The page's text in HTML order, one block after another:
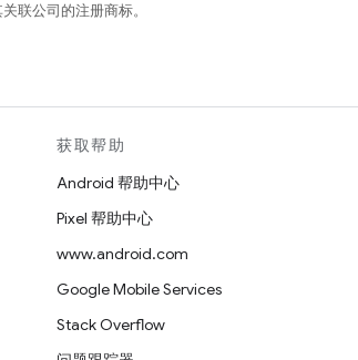
联公司的注册商标。
获取帮助
Android 帮助中心
Pixel 帮助中心
www.android.com
Google Mobile Services
Stack Overflow